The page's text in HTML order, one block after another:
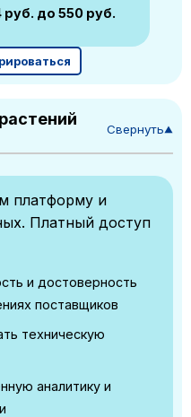
руб. до 550 руб.
Свернуть▼
платформу и
Платный доступ
и достоверность
поставщиков
техническую
аналитику и